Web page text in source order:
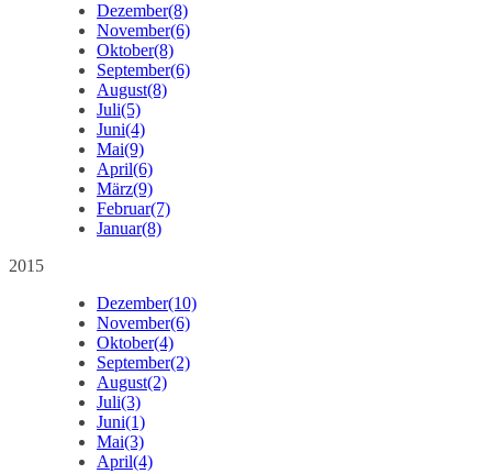
Dezember(8)
November(6)
Oktober(8)
September(6)
August(8)
Juli(5)
Juni(4)
Mai(9)
April(6)
März(9)
Februar(7)
Januar(8)
2015
Dezember(10)
November(6)
Oktober(4)
September(2)
August(2)
Juli(3)
Juni(1)
Mai(3)
April(4)